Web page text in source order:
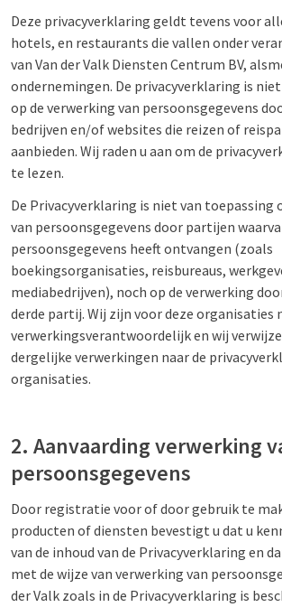
Deze privacyverklaring geldt tevens voor
hotels, en restaurants die vallen onder
van Van der Valk Diensten Centrum BV,
ondernemingen. De privacyverklaring is
op de verwerking van persoonsgegevens
bedrijven en/of websites die reizen of
aanbieden. Wij raden u aan om de
te lezen.
De Privacyverklaring is niet van toepassing
van persoonsgegevens door partijen
persoonsgegevens heeft ontvangen (zoals
boekingsorganisaties, reisbureaus,
mediabedrijven), noch op de verwerking
derde partij. Wij zijn voor deze organisaties
verwerkingsverantwoordelijk en wij
dergelijke verwerkingen naar de
organisaties.
2. Aanvaarding verwerking
persoonsgegevens
Door registratie voor of door gebruik te
producten of diensten bevestigt u dat u
van de inhoud van de Privacyverklaring en
met de wijze van verwerking van
der Valk zoals in de Privacyverklaring is